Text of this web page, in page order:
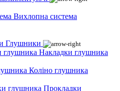
Вихлопна система
Глушники
Накладки глушника
Коліно глушника
Прокладки